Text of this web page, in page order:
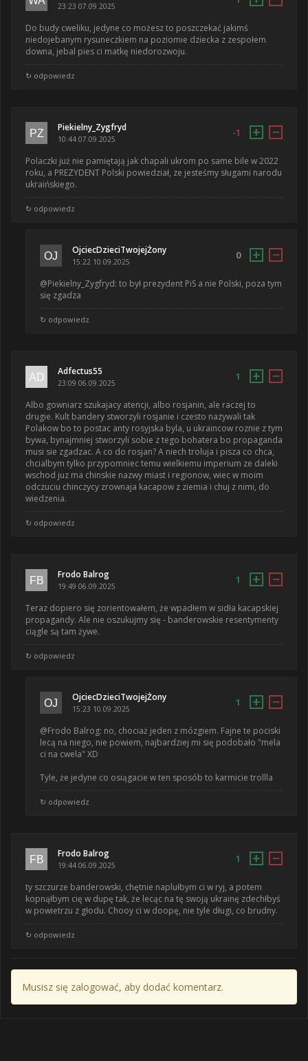
23:23 07.09.2025
Do budy cweliku, jedyne co możesz to poszczekać jakimś
niedojebanym rysuneczkiem na poziomie dziecka z zespołem
downa, jebal pies ci matkę niedorozwoju.
↻ odpowiedz
Piekielny_Zygfryd
10:44 07.09.2025
-1 + −
Polaczki już nie pamiętają jak chapali ukrom po same bile w 2022
roku, a PREZYDENT Polski powiedział, ze jesteśmy sługami narodu
ukraińskiego.
↻ odpowiedz
OjciecDzieciTwojejŻony
15:22 10.09.2025
0 + −
@Piekielny_Zygfryd: to był prezydent PiS a nie Polski, poza tym
się zgadza
↻ odpowiedz
Adfectus55
23:09 06.09.2025
1 + −
Albo gowniarz szukajacy atencji, albo rosjanin, ale raczej to
drugie. Kult bandery stworzyli rosjanie i czesto nazywali tak
Polakow bo to postac anty rosyjska byla, u ukraincow roznie z tym
bywa, bynajmniej stworzyli sobie z tego bohatera bo propaganda
musi sie zgadzac. A co do rosjan? A niech troluja i pisza co chca,
chcialbym tylko przypomniec temu wielkiemu imperium ze daleki
wschod juz ma chinskie nazwy miast i regionow, wiec w moim
odczuciu chinczycy zrownaja kacapow z ziemia i chuj z nimi, do
wiedzenia.
↻ odpowiedz
Frodo Balrog
19:49 06.09.2025
1 + −
Teraz dopiero się zorientowałem, że wpadłem w sidła kacapskiej
propagandy. Ale nie oszukujmy się - banderowskie resentymenty
ciągle są tam żywe.
↻ odpowiedz
OjciecDzieciTwojejŻony
15:23 10.09.2025
1 + −
@Frodo Balrog: no, chociaż jeden z mózgiem. Fajne te pociski
lecą na niego, nie powiem, najbardziej mi się podobało "mela
ci na cwela" XD
Tyle, że jedyne co osiągacie w ten sposób to karmicie trollla
↻ odpowiedz
Frodo Balrog
19:44 06.09.2025
1 + −
ty szczurze banderowski, chętnie naplułbym ci w ryj, a potem
kopnąłbym cię w dupę tak, że lecąc na tę swoją ukrainę zdechłbyś
w powietrzu z głodu. Chooy ci w doopę, nie tyle długi, co brudny.
↻ odpowiedz
Musisz się zalogować, aby dodać komentarz.